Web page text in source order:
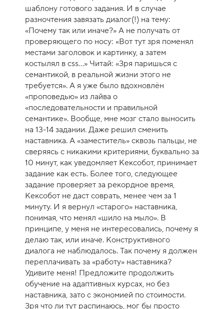
шаблону готового задания. И в случае
разночтения завязать диалог(!) на тему:
«Почему так или иначе?» А не получать от
проверяющего по носу: «Вот тут зря поменял
местами заголовок и картинку, а затем
костылял в css…» Читай: «Зря паришься с
семантикой, в реальной жизни этого не
требуется». А я уже было вдохновлён
«проповедью» из лайва о
«последовательности и правильной
семантике». Вообще, мне мозг стало выносить
на 13-14 задании. Даже решил сменить
наставника. А «заместитель» сквозь пальцы, не
сверяясь с никакими критериями, буквально за
10 минут, как уведомляет Кексобот, принимает
задание как есть. Более того, следующее
задание проверяет за рекордное время,
Кексобот не даст соврать, менее чем за 1
минуту. И я вернул «старого» наставника,
понимая, что менял «шило на мыло». В
принципе, у меня не интересовались, почему я
делаю так, или иначе. Конструктивного
диалога не наблюдалось. Так почему я должен
переплачивать за «работу» наставника?
Удивите меня! Предложите продолжить
обучение на адаптивных курсах, но без
наставника, зато с экономией по стоимости.
Зря что ли тут распинаюсь, мог бы просто